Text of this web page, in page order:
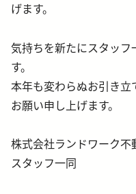
げます。
気持ちを新たにスタッフ
す。
本年も変わらぬお引き立
お願い申し上げます。
株式会社ランドワーク不
スタッフ一同